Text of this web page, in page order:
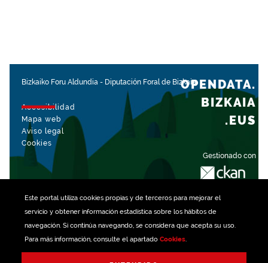
Este portal utiliza cookiespropias y de terceros para mejorar el
servicio y obtener información estadística sobre los hábitos de
navegación. Si continúa navegando, se considera que acepta su uso.
Para más información, consulte el apartado Cookies.
Bizkaiko Foru Aldundia - Diputación Foral de Bizkaia
Accesibilidad
Mapa web
Aviso legal
Cookies
Gestionado con
OPENDATA.
BIZKAIA
.EUS